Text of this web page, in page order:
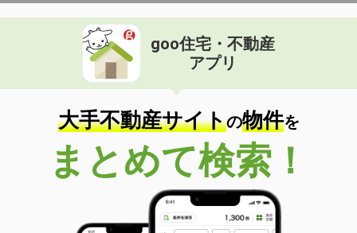
goo住宅・不動産
アプリ
大手不動産サイトの物件を
まとめて検索！